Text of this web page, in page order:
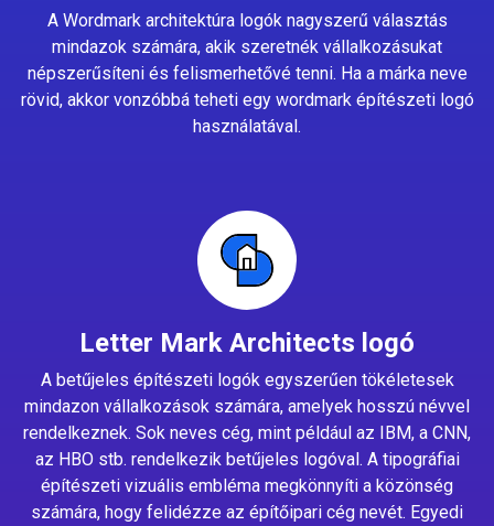
A Wordmark architektúra logók nagyszerű választás
mindazok számára, akik szeretnék vállalkozásukat
népszerűsíteni és felismerhetővé tenni. Ha a márka neve
rövid, akkor vonzóbbá teheti egy wordmark építészeti logó
használatával.
Letter Mark Architects logó
A betűjeles építészeti logók egyszerűen tökéletesek
mindazon vállalkozások számára, amelyek hosszú névvel
rendelkeznek. Sok neves cég, mint például az IBM, a CNN,
az HBO stb. rendelkezik betűjeles logóval. A tipográfiai
építészeti vizuális embléma megkönnyíti a közönség
számára, hogy felidézze az építőipari cég nevét. Egyedi